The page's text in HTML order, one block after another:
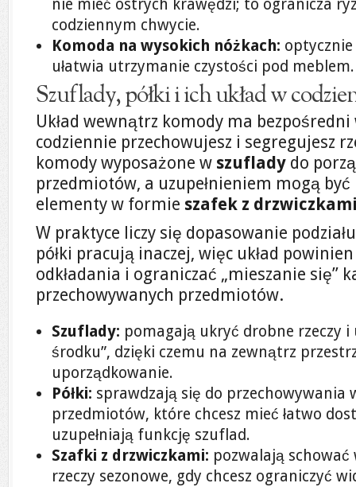
nie mieć ostrych krawędzi; to ogranicza
codziennym chwycie.
Komoda na wysokich nóżkach: optycznie
ułatwia utrzymanie czystości pod meblem.
Szuflady, półki i ich układ w
Układ wewnątrz komody ma
codziennie przechowujesz i segregujesz
komody wyposażone w szuflady do
przedmiotów, a uzupełnieniem mogą być
elementy w formie szafek z
W praktyce liczy się dopasowanie
półki pracują inaczej, więc układ
odkładania i ograniczać „mieszanie się”
przechowywanych przedmiotów.
Szuflady: pomagają ukryć drobne rzeczy
środku”, dzięki czemu na zewnątrz
uporządkowanie.
Półki: sprawdzają się do przechowywania
przedmiotów, które chcesz mieć łatwo
uzupełniają funkcję szuflad.
Szafki z drzwiczkami: pozwalają
rzeczy sezonowe, gdy chcesz ograniczyć